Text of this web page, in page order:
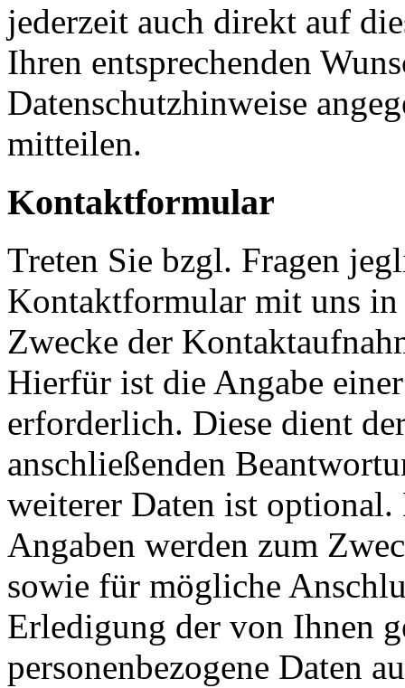
jederzeit auch direkt auf
Ihren entsprechenden
Datenschutzhinweise
mitteilen.
Kontaktformular
Treten Sie bzgl. Fragen
Kontaktformular mit uns
Zwecke der
Hierfür ist die Angabe
erforderlich. Diese dient
anschließenden
weiterer Daten ist
Angaben werden zum
sowie für mögliche
Erledigung der von Ihnen
personenbezogene Daten